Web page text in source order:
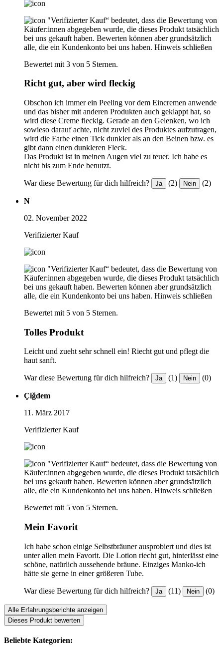
"Verifizierter Kauf“ bedeutet, dass die Bewertung von
Käufer:innen abgegeben wurde, die dieses Produkt tatsächlich
bei uns gekauft haben. Bewerten können aber grundsätzlich
alle, die ein Kundenkonto bei uns haben. Hinweis schließen
Bewertet mit 3 von 5 Sternen.
Richt gut, aber wird fleckig
Obschon ich immer ein Peeling vor dem Eincremen anwende
und das bisher mit anderen Produkten auch geklappt hat, so
wird diese Creme fleckig. Gerade an den Gelenken, wo ich
sowieso darauf achte, nicht zuviel des Produktes aufzutragen,
wird die Farbe einen Tick dunkler als an den Beinen bzw. es
gibt dann einen dunkleren Fleck.
Das Produkt ist in meinen Augen viel zu teuer. Ich habe es
nicht bis zum Ende benutzt.
War diese Bewertung für dich hilfreich? Ja (2) Nein (2)
N
02. November 2022
Verifizierter Kauf
"Verifizierter Kauf“ bedeutet, dass die Bewertung von
Käufer:innen abgegeben wurde, die dieses Produkt tatsächlich
bei uns gekauft haben. Bewerten können aber grundsätzlich
alle, die ein Kundenkonto bei uns haben. Hinweis schließen
Bewertet mit 5 von 5 Sternen.
Tolles Produkt
Leicht und zueht sehr schnell ein! Riecht gut und pflegt die
haut sanft.
War diese Bewertung für dich hilfreich? Ja (1) Nein (0)
Çiğdem
11. März 2017
Verifizierter Kauf
"Verifizierter Kauf“ bedeutet, dass die Bewertung von
Käufer:innen abgegeben wurde, die dieses Produkt tatsächlich
bei uns gekauft haben. Bewerten können aber grundsätzlich
alle, die ein Kundenkonto bei uns haben. Hinweis schließen
Bewertet mit 5 von 5 Sternen.
Mein Favorit
Ich habe schon einige Selbstbräuner ausprobiert und dies ist
unter allen mein Favorit. Die Lotion riecht gut, hinterlässt eine
schöne, natürlich aussehende bräune. Einziges Manko-ich
hätte sie gerne in einer größeren Tube.
War diese Bewertung für dich hilfreich? Ja (11) Nein (0)
Alle Erfahrungsberichte anzeigen
Dieses Produkt bewerten
Beliebte Kategorien: